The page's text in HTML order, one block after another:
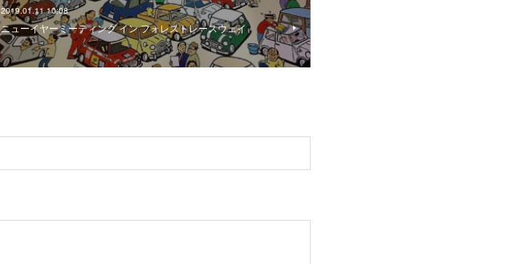
2019.01.11 10:08
ニューイヤーミーティング イン フォレストレースウェイ